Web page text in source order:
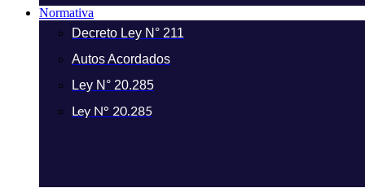
Normativa
Decreto Ley N° 211
Autos Acordados
Ley N° 20.285
Ley N° 20.285